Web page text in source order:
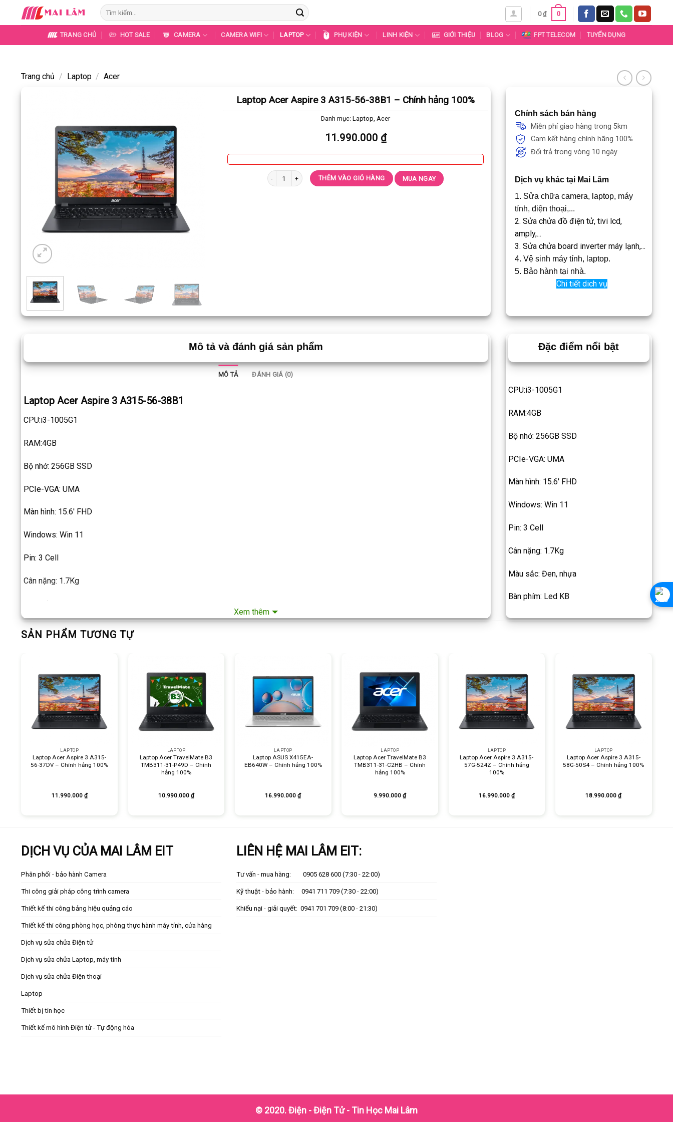
Tìm
kiếm:
0₫ 0
TRANG CHỦ HOT SALE CAMERA CAMERA WIFI LAPTOP PHỤ KIỆN LINH KIỆN GIỚI THIỆU BLOG FPT TELECOM TUYỂN DỤNG
Trang chủ / Laptop / Acer
Laptop Acer Aspire 3 A315-56-38B1 – Chính hảng 100%
Danh mục:Laptop,Acer
11.990.000 ₫
Laptop Acer Aspire 3 A315-56-38B1 - Chính hảng 100% số lượng
THÊM VÀO GIỎ HÀNG MUA NGAY
Chính sách bán hàng
Miễn phí giao hàng trong 5km
Cam kết hàng chính hãng 100%
Đổi trả trong vòng 10 ngày
Dịch vụ khác tại Mai Lâm
1. Sửa chữa camera, laptop, máy
tính, điện thoại,...
2. Sửa chửa đồ điện tử, tivi lcd,
amply,...
3. Sửa chửa board inverter máy lạnh,...
4. Vệ sinh máy tính, laptop.
5. Bảo hành tại nhà.
Chi tiết dich vụ
Mô tả và đánh giá sản phẩm
MÔ TẢ ĐÁNH GIÁ (0)
Laptop Acer Aspire 3 A315-56-38B1
CPU:i3-1005G1
RAM:4GB
Bộ nhớ: 256GB SSD
PCIe-VGA: UMA
Màn hình: 15.6′ FHD
Windows: Win 11
Pin: 3 Cell
Cân nặng: 1.7Kg
Màu sắc: Đen, nhựa
Bàn phím: Led KB
Xem thêm
Đặc điểm nổi bật
CPU:i3-1005G1
RAM:4GB
Bộ nhớ: 256GB SSD
PCIe-VGA: UMA
Màn hình: 15.6′ FHD
Windows: Win 11
Pin: 3 Cell
Cân nặng: 1.7Kg
Màu sắc: Đen, nhựa
Bàn phím: Led KB
SẢN PHẨM TƯƠNG TỰ
LAPTOP
Laptop Acer Aspire 3 A315-
56-37DV – Chính hảng 100%
11.990.000 ₫
LAPTOP
Laptop Acer TravelMate B3
TMB311-31-P49D – Chính
hảng 100%
10.990.000 ₫
LAPTOP
Laptop ASUS X415EA-
EB640W – Chính hảng 100%
16.990.000₫
LAPTOP
Laptop Acer TravelMate B3
TMB311-31-C2HB – Chính
hảng 100%
9.990.000₫
LAPTOP
Laptop Acer Aspire 3 A315-
57G-524Z – Chính hảng
100%
16.990.000 ₫
LAPTOP
Laptop Acer Aspire 3 A315-
58G-50S4 – Chính hảng 100%
18.990.000₫
DỊCH VỤ CỦA MAI LÂM EIT
Phân phối - bảo hành Camera
Thi công giải pháp công trình camera
Thiết kế thi công bảng hiệu quảng cáo
Thiết kế thi công phòng học, phòng thực hành máy tính, cửa hàng
Dịch vụ sửa chửa Điện tử
Dịch vụ sửa chửa Laptop, máy tính
Dịch vụ sửa chửa Điện thoại
Laptop
Thiết bị tin học
Thiết kế mô hình Điện tử - Tự động hóa
LIÊN HỆ MAI LÂM EIT:
Tư vấn - mua hàng: 0905 628 600 (7:30 - 22:00)
Kỹ thuật - bảo hành: 0941 711 709 (7:30 - 22:00)
Khiếu nại - giải quyết: 0941 701 709 (8:00 - 21:30)
© 2020. Điện - Điện Tử - Tin Học Mai Lâm